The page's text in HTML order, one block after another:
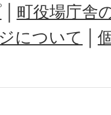
町役場庁舎
について